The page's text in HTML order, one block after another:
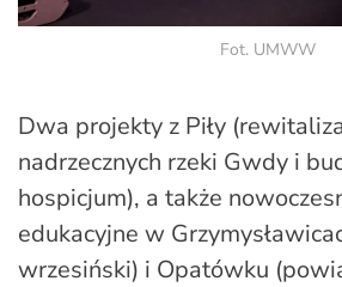
Fot. UMWW
Dwa projekty z Piły
nadrzecznych rzeki Gwdy i
hospicjum), a także
edukacyjne w
wrzesiński) i Opatówku